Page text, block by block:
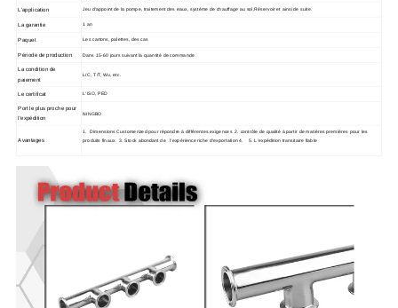
L'application Jeu d'appoint de la pompe, traitement des eaux, système de chauffage au sol,Réservoir et ainsi de suite.
La garantie 1 an
Paquet Les cartons, palettes, des cas
Période de production Dans 15-60 jours suivant la quantité de commande
La condition de
paiement
L/C, T/T, Wu, etc.
Le certificat L'ISO, PED
Port le plus proche pour
l'expédition
NINGBO
Avantages
1. Dimensions Customerized pour répondre à différentes exigences 2. contrôle de qualité à partir de matières premières pour les
produits finaux 3. Stock abondant de l'expérience riche d'exportation 4. 5. L'expédition transitaire fiable